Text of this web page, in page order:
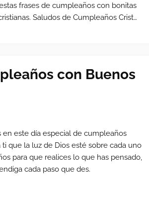
frases de cumpleaños con bonitas
Saludos de Cumpleaños Crist…
con Buenos
en este día especial de cumpleaños
ti que la luz de Dios esté sobre cada uno
para que realices lo que has pensado,
cada paso que des.